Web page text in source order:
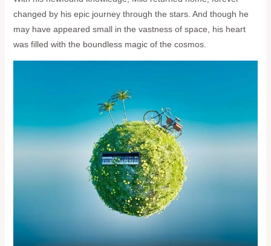
changed by his epic journey through the stars. And though he
may have appeared small in the vastness of space, his heart
was filled with the boundless magic of the cosmos.